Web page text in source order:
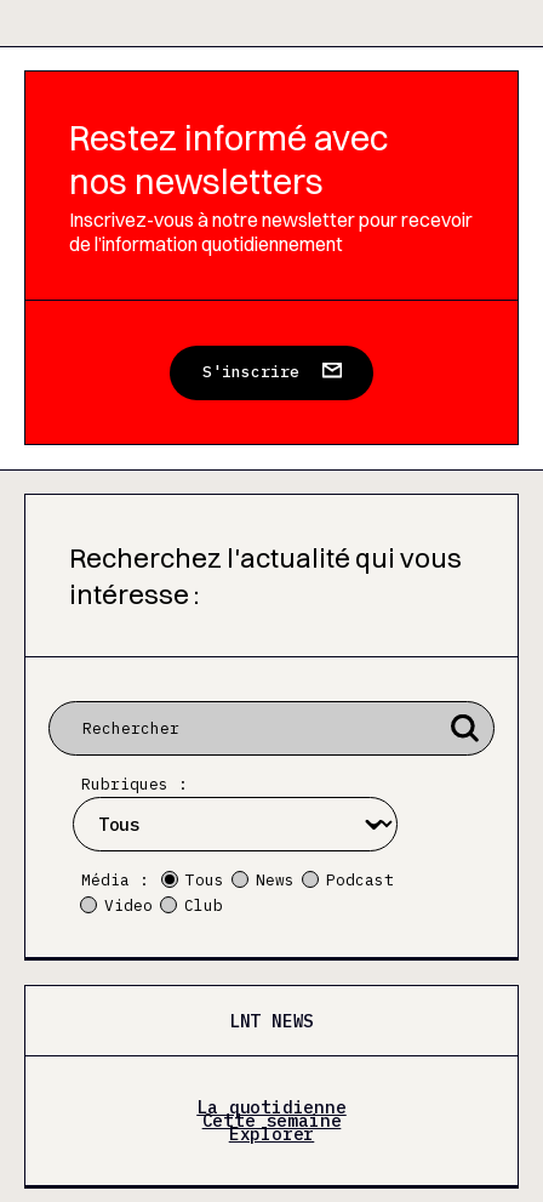
Restez informé avec
nos newsletters
Inscrivez-vous à notre newsletter pour recevoir
de l’information quotidiennement
S'inscrire
Recherchez l'actualité qui vous
intéresse :
Rubriques :
Média : Tous News
Podcast
Video
Club
LNT NEWS
La quotidienne
Cette semaine
Explorer